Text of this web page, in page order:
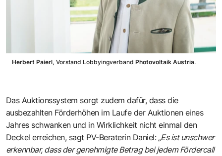
Herbert Paierl, Vorstand Lobbyingverband Photovoltaik Austria.
Das Auktionssystem sorgt zudem dafür, dass die
ausbezahlten Förderhöhen im Laufe der Auktionen eines
Jahres schwanken und in Wirklichkeit nicht einmal den
Deckel erreichen, sagt PV-Beraterin Daniel:„Es ist unschwer
erkennbar, dass der genehmigte Betrag bei jedem Fördercall